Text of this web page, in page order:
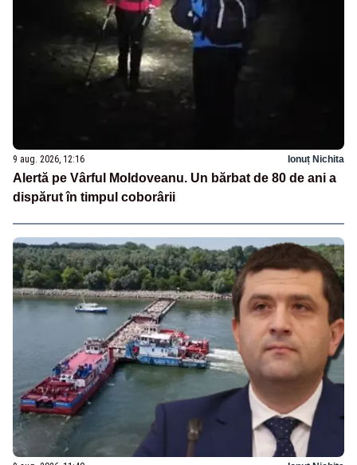
9 aug. 2026, 12:16 Ionuț Nichita
Alertă pe Vârful Moldoveanu. Un bărbat de 80 de ani a
dispărut în timpul coborârii